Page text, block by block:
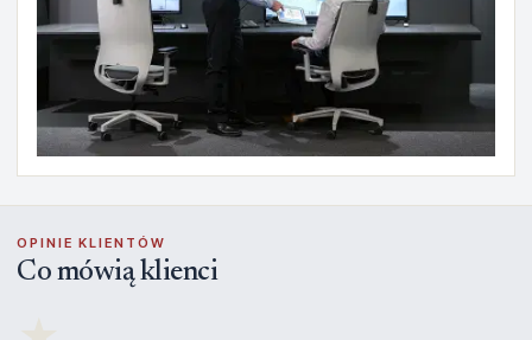
OPINIE KLIENTÓW
Co mówią klienci